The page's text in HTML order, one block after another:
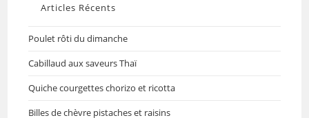
Articles Récents
Poulet rôti du dimanche
Cabillaud aux saveurs Thaï
Quiche courgettes chorizo et ricotta
Billes de chèvre pistaches et raisins